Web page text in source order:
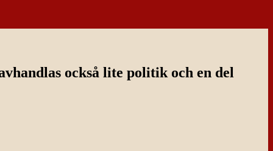
också lite politik och en del